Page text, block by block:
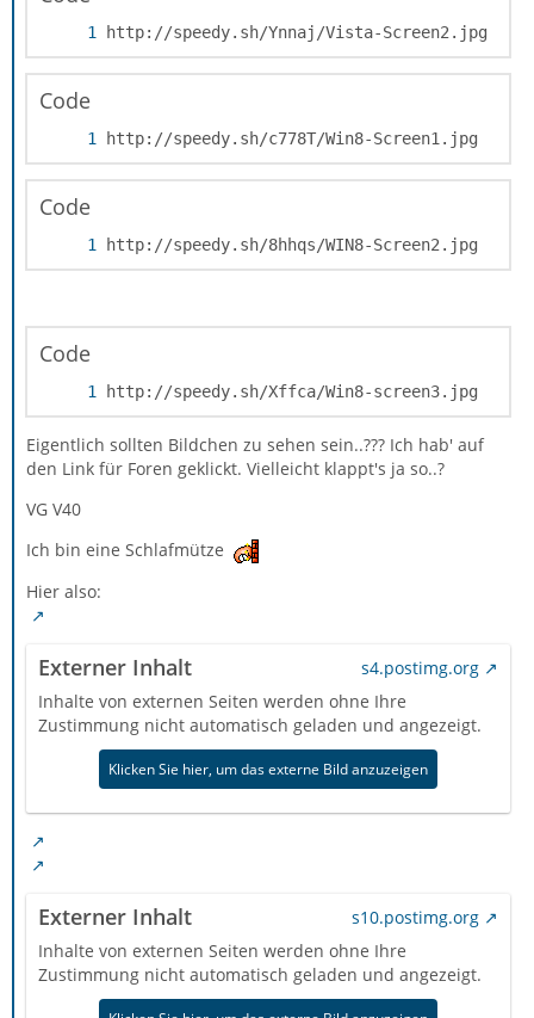
http://speedy.sh/Ynnaj/Vista-Screen2.jpg
Code
http://speedy.sh/c778T/Win8-Screen1.jpg
Code
http://speedy.sh/8hhqs/WIN8-Screen2.jpg
Code
http://speedy.sh/Xffca/Win8-screen3.jpg
Eigentlich sollten Bildchen zu sehen sein..??? Ich hab' auf
den Link für Foren geklickt. Vielleicht klappt's ja so..?
VG V40
Ich bin eine Schlafmütze
Hier also:
Externer Inhalt
s4.postimg.org
Inhalte von externen Seiten werden ohne Ihre
Zustimmung nicht automatisch geladen und angezeigt.
Klicken Sie hier, um das externe Bild anzuzeigen
Externer Inhalt
s10.postimg.org
Inhalte von externen Seiten werden ohne Ihre
Zustimmung nicht automatisch geladen und angezeigt.